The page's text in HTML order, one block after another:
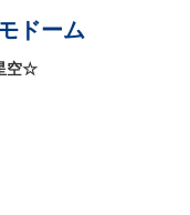
ドーム
空☆